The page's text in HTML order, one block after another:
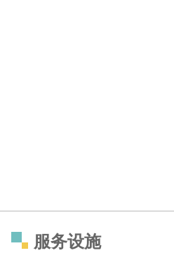
服务设施